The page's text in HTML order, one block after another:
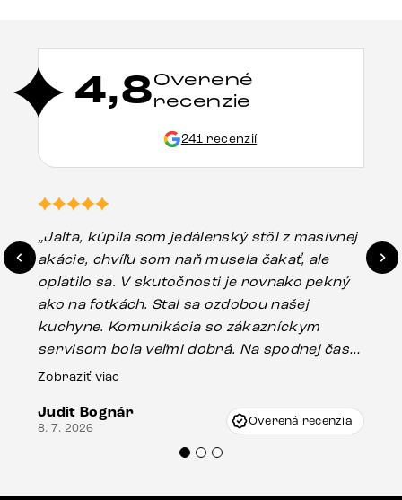
4,8Overené
recenzie
241 recenzií
„Jalta, kúpila som jedálenský stôl z masívnej
akácie, chvíľu som naň musela čakať, ale
oplatilo sa. V skutočnosti je rovnako pekný
ako na fotkách. Stal sa ozdobou našej
kuchyne. Komunikácia so zákazníckym
servisom bola veľmi dobrá. Na spodnej časti
stola bolo malé poškodenie, pravdepodobne
Vincze pri riešení mojej záležitosti pristúpili
veľmi korektne. Odporúčam produkty Delife
Zobraziť viac
Judit Bognár
8. 7. 2026 Overená recenzia